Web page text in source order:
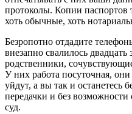
протоколы. Копии паспортов
хоть обычные, хоть
Безропотно отдадите
внезапно свалилось
родственники,
У них работа посуточная,
уйдут, а вы так и останетесь
передачки и без
суд.